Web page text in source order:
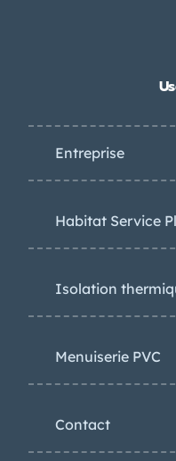
Entreprise
Habitat Service
Isolation
Menuiserie PVC
Contact